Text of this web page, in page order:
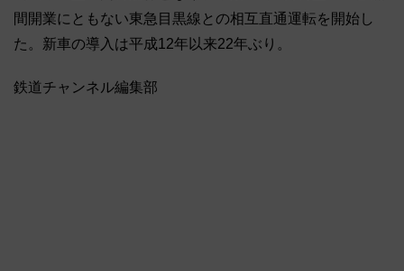
間開業にともない東急目黒線との相互直通運転を開始し
た。新車の導入は平成12年以来22年ぶり。
鉄道チャンネル編集部